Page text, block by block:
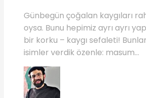
Günbegün çoğalan kaygıları
oysa. Bunu hepimiz ayrı ayrı
bir korku – kaygı sefaleti!
isimler verdik özenle: masum...